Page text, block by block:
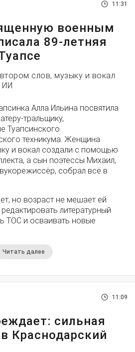
11:31
военным
89-летняя
слов, музыку и вокал
Алла Ильина посвятила
тральщику,
Туапсинского
техникума. Женщина
и вокал создали с помощью
а сын поэтессы Михаил,
собрал всё в
но возраст не мешает ей
литературный
ТОС и осваивать новые
Читать далее
11:09
сильная
Краснодарский